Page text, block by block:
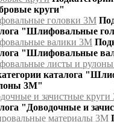
круги"
головки 3М
"Шлифовальные
валики 3М
"Шлифовальные
листы и
каталога
3М"
и зачистные
"Доводочные и
материалы 3М